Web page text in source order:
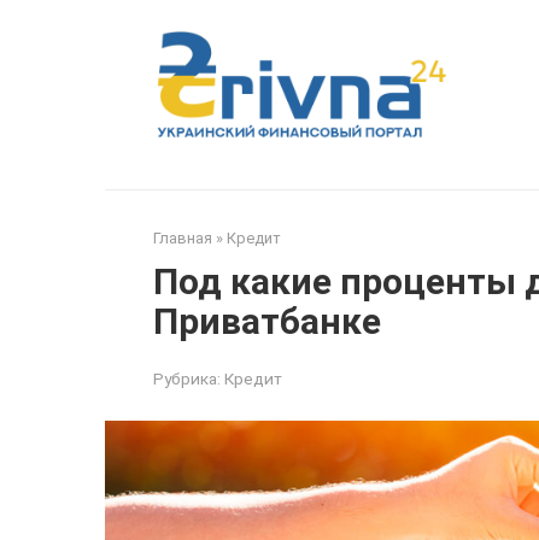
Главная » Кредит
Под какие проценты
Приватбанке
Рубрика: Кредит